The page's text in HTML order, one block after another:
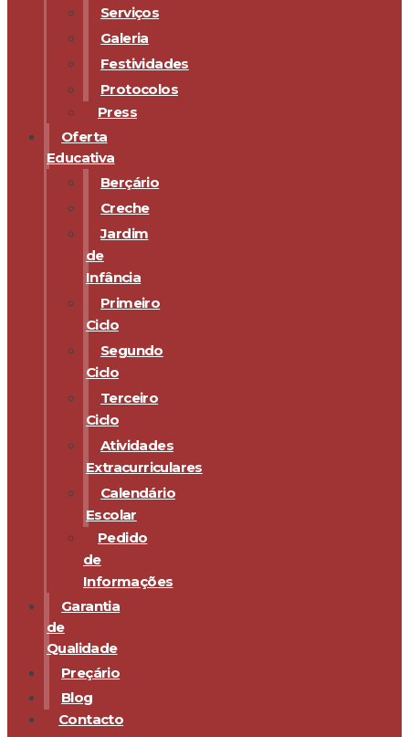
Serviços
Galeria
Festividades
Protocolos
Press
Oferta
Educativa
Berçário
Creche
Jardim
de
Infância
Primeiro
Ciclo
Segundo
Ciclo
Terceiro
Ciclo
Atividades
Extracurriculares
Calendário
Escolar
Pedido
de
Informações
Garantia
de
Qualidade
Preçário
Blog
Contacto